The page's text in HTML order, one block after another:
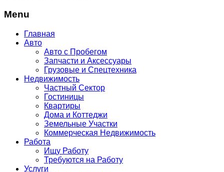
Menu
Главная
Авто
Авто с Пробегом
Запчасти и Аксессуары
Грузовые и Спецтехника
Недвижимость
Частный Сектор
Гостиницы
Квартиры
Дома и Коттеджи
Земельные Участки
Коммерческая Недвижимость
Работа
Ищу Работу
Требуются на Работу
Услуги